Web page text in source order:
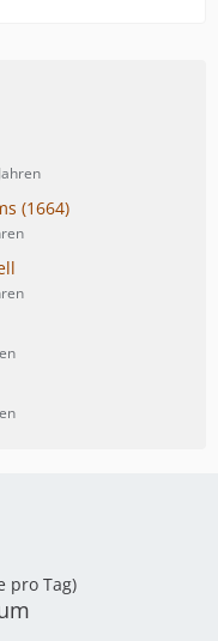
(1664)
pro Tag)